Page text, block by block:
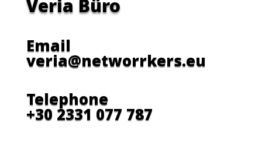
Veria Büro
Email
veria@networrkers.eu
Telephone
+30 2331 077 787